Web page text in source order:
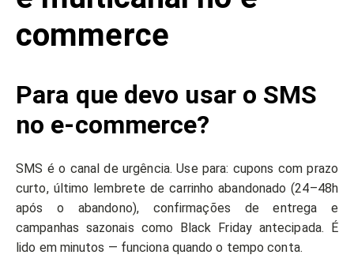
commerce
Para que devo usar o SMS
no e-commerce?
SMS é o canal de urgência. Use para: cupons com prazo
curto, último lembrete de carrinho abandonado (24–48h
após o abandono), confirmações de entrega e
campanhas sazonais como Black Friday antecipada. É
lido em minutos — funciona quando o tempo conta.